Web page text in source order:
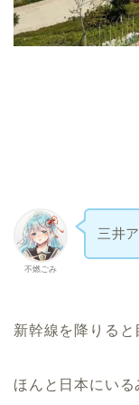
不燃ごみ
三井
新幹線を降りると
ほんと日本にいる